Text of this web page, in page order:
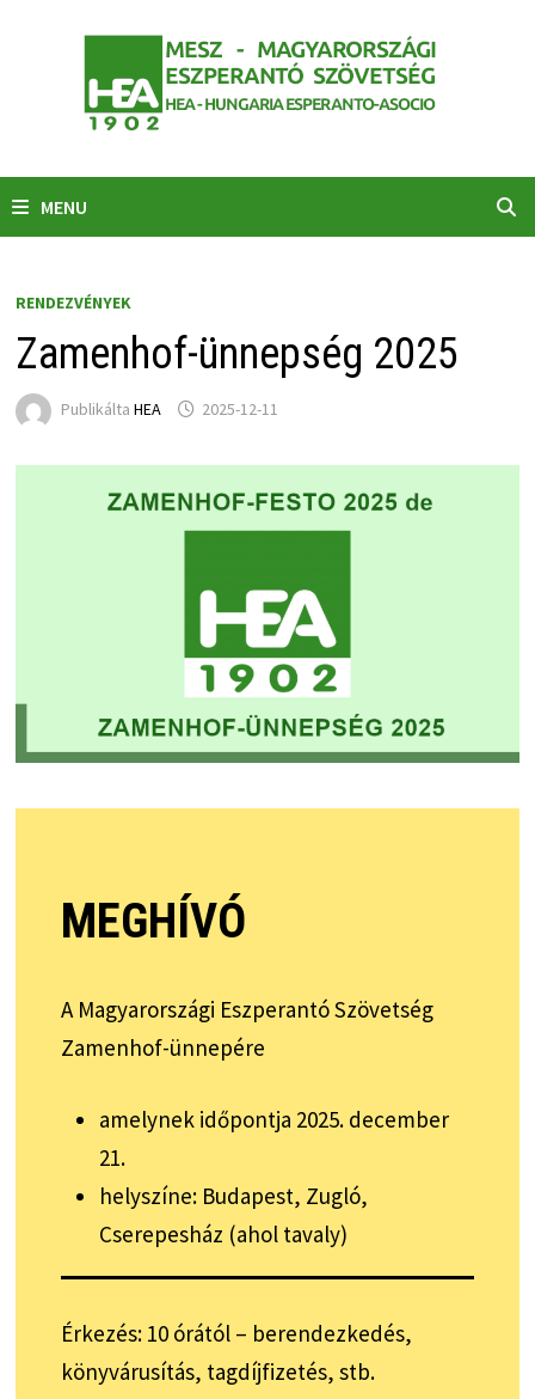
MENU
RENDEZVÉNYEK
Zamenhof-ünnepség 2025
Publikálta HEA 2025-12-11
MEGHÍVÓ
A Magyarországi Eszperantó Szövetség
Zamenhof-ünnepére
amelynek időpontja 2025. december
21.
helyszíne: Budapest, Zugló,
Cserepesház (ahol tavaly)
Érkezés: 10 órától – berendezkedés,
könyvárusítás, tagdíjfizetés, stb.